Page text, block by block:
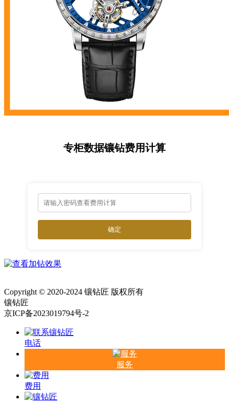
专柜数据镶钻费用计算
确定
Copyright © 2020-2024 镶钻匠 版权所有
镶钻匠
京ICP备2023019794号-2
电话
服务
费用